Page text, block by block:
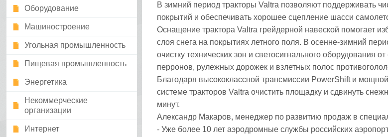
Оборудование
Машиностроение
Угольная промышленность
Пищевая промышленность
Энергетика
Некоммерческие
организации
Интернет
В зимний период тракторы Valtra позволяют поддерживать
покрытий и обеспечивать хорошее сцепление шасси
Оснащение трактора Valtra грейдерной навеской помогает
слоя снега на покрытиях летного поля. В осенне-зимний
очистку технических зон и светосигнального оборудования
перронов, рулежных дорожек и взлетных полос
Благодаря высококлассной трансмиссии PowerShift и
системе тракторов Valtra очистить площадку и сдвинуть
минут.
Александр Макаров, менеджер по развитию продаж в
- Уже более 10 лет аэродромные службы российских